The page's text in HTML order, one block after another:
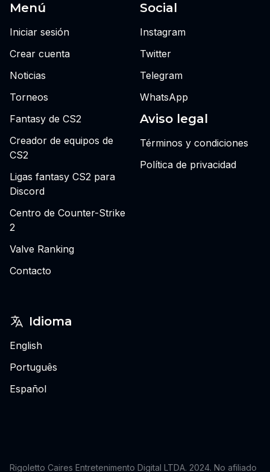
Menú
Iniciar sesión
Crear cuenta
Noticias
Torneos
Fantasy de CS2
Creador de equipos de
CS2
Ligas fantasy CS2 para
Discord
Centro de Counter-Strike
2
Valve Ranking
Contacto
Social
Instagram
Twitter
Telegram
WhatsApp
Aviso legal
Términos y condiciones
Política de privacidad
Idioma
English
Português
Español
Rigoletto Caires Entretenimento Digital LTDA. 2024. No afiliado